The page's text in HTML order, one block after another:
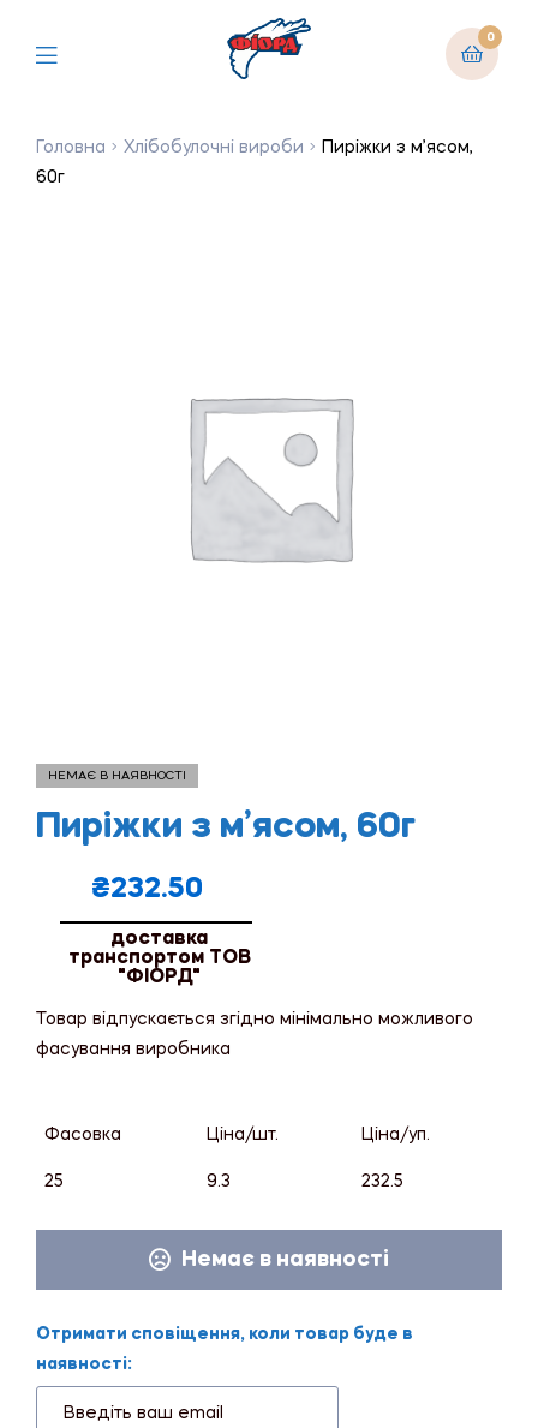
0
Головна Хлібобулочні вироби
Пиріжки з м’ясом,
60г
НЕМАЄ В НАЯВНОСТІ
Пиріжки з м’ясом, 60г
₴232.50
доставка
транспортом ТОВ
"ФІОРД"
Товар відпускається згідно мінімально можливого
фасування виробника
Фасовка Ціна/шт. Ціна/уп.
25 9.3 232.5
Немає в наявності
Отримати сповіщення, коли товар буде в
наявності: